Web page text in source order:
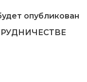
опубликован